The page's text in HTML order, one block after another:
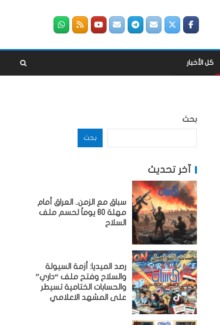
كل الأخبار
بحث
بحث
آخر تحديث
سباق مع الزمن.. العراق أمام
مهلة 60 يوماً لحسم ملف
السلاح
رصد الميديا: أزمة السيولة
والسلاح وفتح ملف “داري”
والحسابات الختامية تسيطر
على المشهد الاعلامي